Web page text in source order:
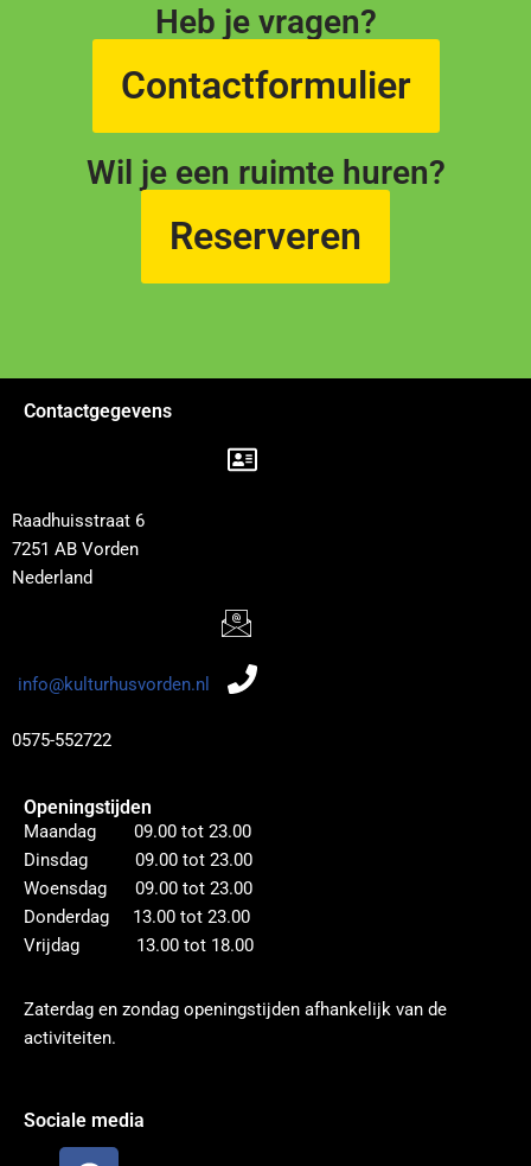
Heb je vragen?
Contactformulier
Wil je een ruimte huren?
Reserveren
Contactgegevens
Raadhuisstraat 6
7251 AB Vorden
Nederland
info@kulturhusvorden.nl
0575-552722
Openingstijden
Maandag 09.00 tot 23.00
Dinsdag 09.00 tot 23.00
Woensdag 09.00 tot 23.00
Donderdag 13.00 tot 23.00
Vrijdag 13.00 tot 18.00
Zaterdag en zondag openingstijden afhankelijk van de
activiteiten.
Sociale media